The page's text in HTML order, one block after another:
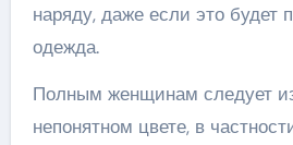
наряду, даже если это будет
одежда.
Полным женщинам следует
непонятном цвете, в